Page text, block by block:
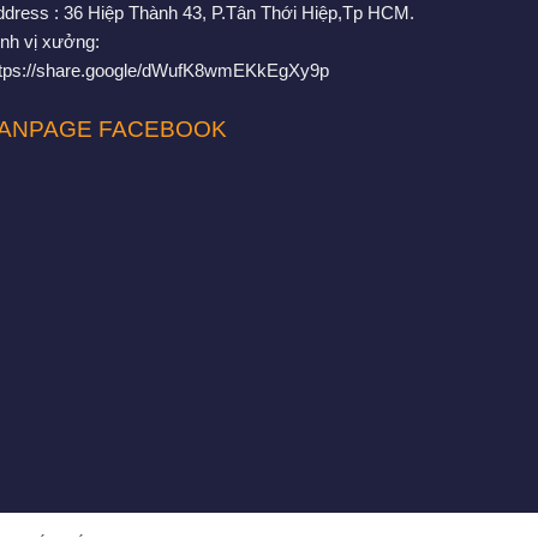
: 36 Hiệp Thành 43, P.Tân Thới Hiệp,Tp HCM.
vị xưởng:
share.google/dWufK8wmEKkEgXy9p
FACEBOOK